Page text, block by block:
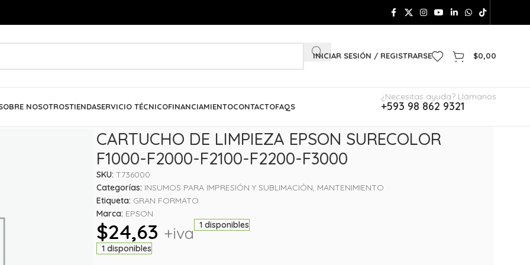
INICIAR SESIÓN / REGISTRARSE $0,00
NOSOTROSTIENDASERVICIO TÉCNICOFINANCIAMIENTOCONTACTOFAQS
¿Necesitas ayuda? Llámanos
+593 98 862 9321
CARTUCHO DE LIMPIEZA EPSON SURECOLOR
F1000-F2000-F2100-F2200-F3000
SKU: T736000
Categorías: INSUMOS PARA IMPRESIÓN Y SUBLIMACIÓN, MANTENIMIENTO
Etiqueta: GRAN FORMATO
Marca: EPSON
$24,63 +iva 1 disponibles
1 disponibles